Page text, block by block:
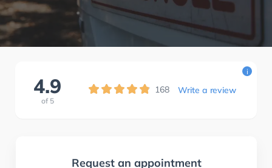
4.9
of 5
168 Write a review
i
Request an appointment